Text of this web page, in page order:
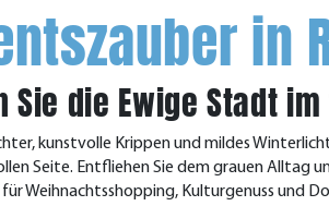
in
Sie die Ewige Stadt
kunstvolle Krippen und mildes
Seite. Entfliehen Sie dem grauen Alltag
Weihnachtsshopping, Kulturgenuss und